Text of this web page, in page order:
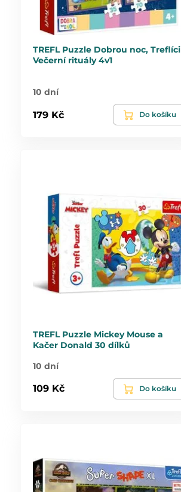
TREFL Puzzle Dobrou noc, Treflíci
Večerní rituály 4v1
10 dní
179 Kč Do košíku
TREFL Puzzle Mickey Mouse a
Kačer Donald 30 dílků
10 dní
109 Kč Do košíku